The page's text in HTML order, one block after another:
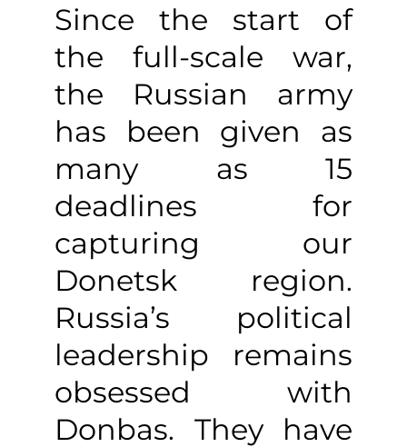
Since the start of
the full-scale war,
the Russian army
has been given as
many as 15
deadlines for
capturing our
Donetsk region.
Russia’s political
leadership remains
obsessed with
Donbas. They have